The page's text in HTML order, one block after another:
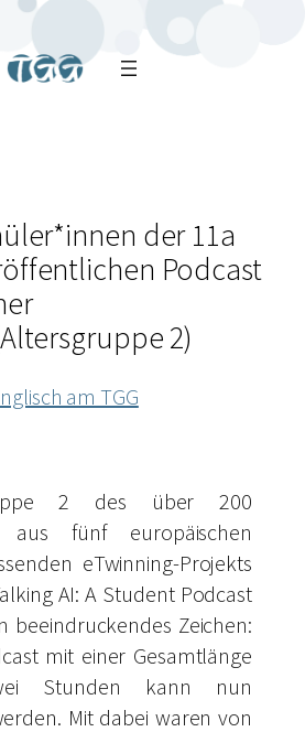
der 11a
Podcast
2)
am TGG
2 des über 200
aus fünf europäischen
eTwinning-Projekts
AI: A Student Podcast
beeindruckendes Zeichen:
mit einer Gesamtlänge
Stunden kann nun
Mit dabei waren von